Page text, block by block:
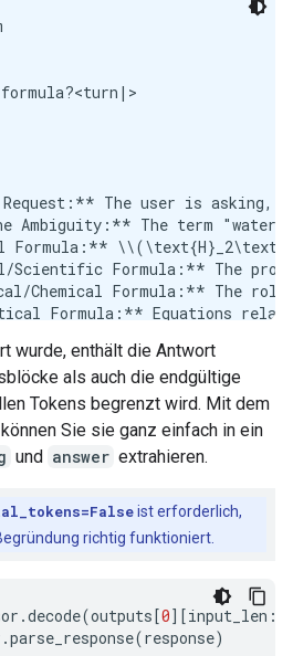
The user is asking,
Ambiguity:** The term "water
Formula:**
Scientific Formula:** The
Chemical Formula:** The
Formula:** Equations
context missing:** Is this
Most Likely Interpretation:**
Primary Answer
(Provide Context/
(Self-Correction/Identity
the most direct answer
components and bonding.
(The Most Common Answer)
wurde, enthält die Antwort
als auch die endgültige
Tokens begrenzt wird. Mit dem
Sie sie ganz einfach in ein
und answer extrahieren.
ist erforderlich,
richtig funktioniert.
.decode(outputs[0][input_len
.parse_response(response)